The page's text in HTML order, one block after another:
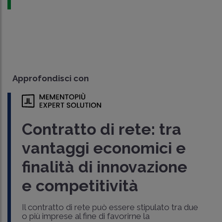
Approfondisci con
Contratto di rete: tra
vantaggi economici e
finalità di innovazione
e competitività
Il contratto di rete può essere stipulato tra due
o più imprese al fine di favorirne la